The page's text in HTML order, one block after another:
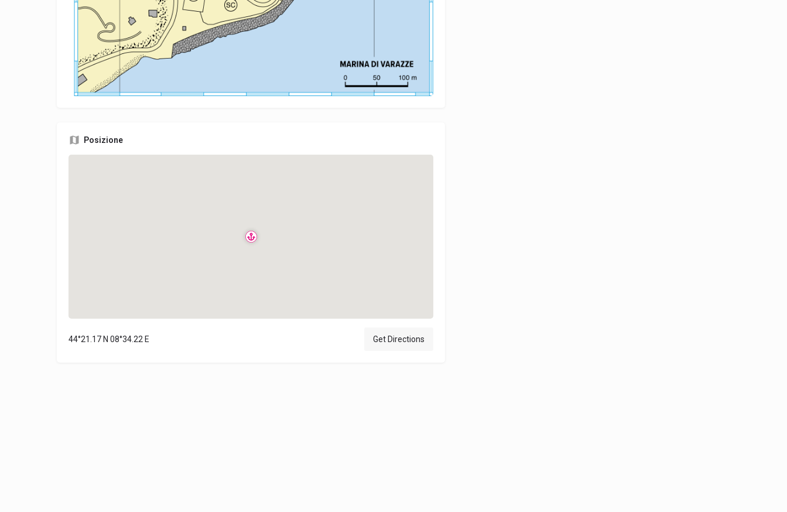
Posizione
44°21.17 N 08°34.22 E Get Directions